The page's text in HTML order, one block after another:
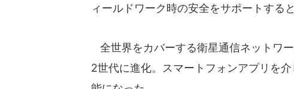
ィールドワーク時の安全をサポートする
全世界をカバーする衛星通信ネットワ
2世代に進化。スマートフォンアプリを